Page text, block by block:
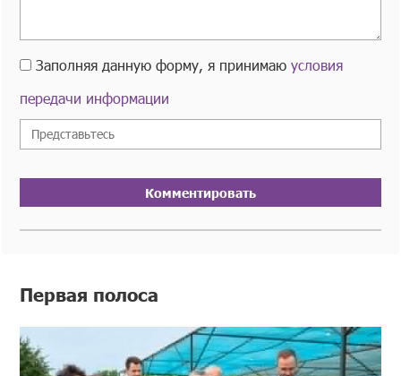
Заполняя данную форму, я принимаюусловия
передачи информации
Комментировать
Первая полоса